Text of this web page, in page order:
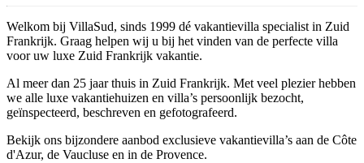
Welkom bij VillaSud, sinds 1999 dé vakantievilla specialist in Zuid
Frankrijk. Graag helpen wij u bij het vinden van de perfecte villa
voor uw luxe Zuid Frankrijk vakantie.
Al meer dan 25 jaar thuis in Zuid Frankrijk. Met veel plezier hebben
we alle luxe vakantiehuizen en villa’s persoonlijk bezocht,
geïnspecteerd, beschreven en gefotografeerd.
Bekijk ons bijzondere aanbod exclusieve vakantievilla’s aan de Côte
d'Azur, de Vaucluse en in de Provence.